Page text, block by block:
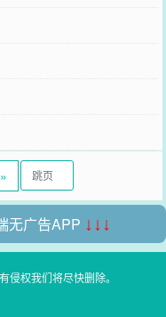
»
无广告APP ↓↓↓
侵权我们将尽快删除。